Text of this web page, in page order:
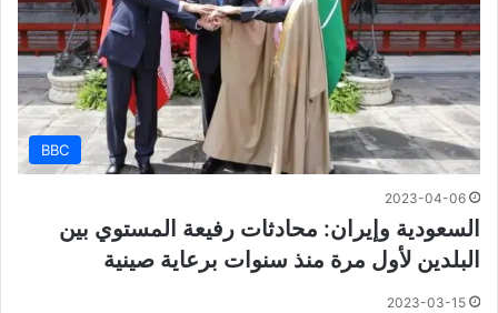
BBC
2023-04-06
السعودية وإيران: محادثات رفيعة المستوي بين
البلدين لأول مرة منذ سنوات برعاية صينية
2023-03-15